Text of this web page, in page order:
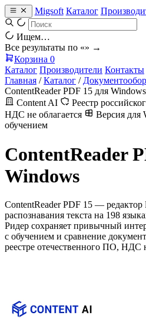
Migsoft Каталог
Ищем…
Все результаты по «» →
Корзина 0
Каталог Производители Контакты
Главная / Каталог /
ContentReader PDF 15 для Windows
Content AI
Реестр
НДС не облагается
Версия для
обучением
ContentReader
Windows
ContentReader PDF 15 —
распознавания текста на 198
Ридер сохраняет привычный
с обучением и сравнение
реестре отечественного ПО, НДС